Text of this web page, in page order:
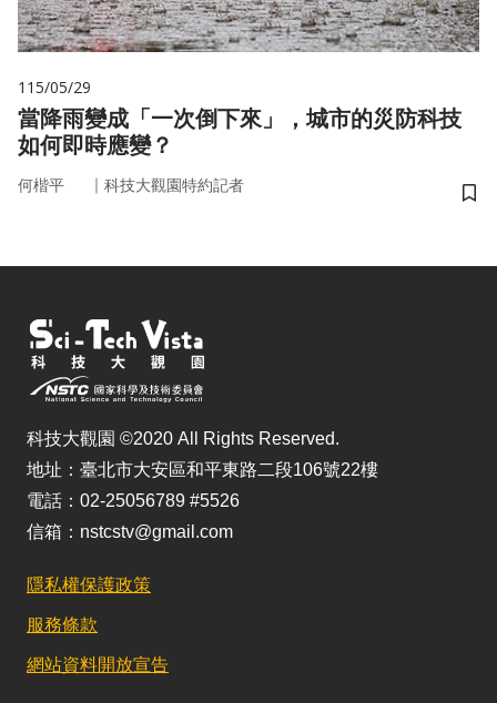
115/05/29
當降雨變成「一次倒下來」，城市的災防科技
如何即時應變？
何楷平 ｜ 科技大觀園特約記者
儲
科技大觀園 ©2020 All Rights Reserved.
地址：臺北市大安區和平東路二段106號22樓
電話：02-25056789 #5526
信箱：nstcstv@gmail.com
隱私權保護政策
服務條款
網站資料開放宣告